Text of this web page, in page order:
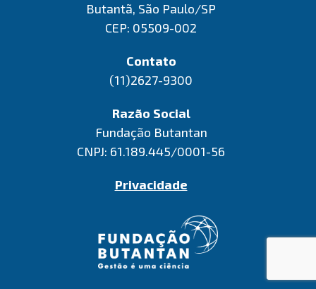
Butantã, São Paulo/SP
CEP: 05509-002
Contato
(11)2627-9300
Razão Social
Fundação Butantan
CNPJ: 61.189.445/0001-56
Privacidade